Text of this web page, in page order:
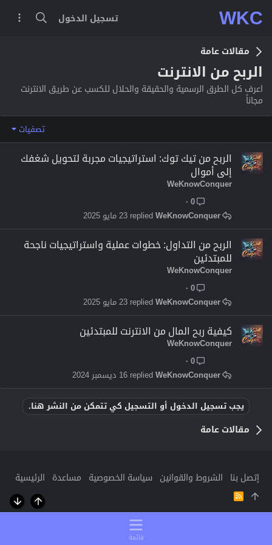
WKC تسجيل الدخول
مقالات عامة
الربح من الانترنت
اعرف كل الطرق الرسمية والحقيقة والحلال للكسب عن طريق الانترنت
مجاناً
تصفيات
الربح من تيك توك: استراتيجيات مجربة لتحويل شغفك
إلى أموال
WeKnowConquer
0
23 مايو 2025
WeKnowConquer
الربح من التداول: خطوات عملية واستراتيجيات ناجحة
للمبتدئين
WeKnowConquer
0
23 مايو 2025
WeKnowConquer
كيفية ربح المال من الانترنت للمبتدئين
WeKnowConquer
0
16 ديسمبر 2024
WeKnowConquer
يجب تسجيل الدخول أو التسجيل كي تتمكن من النشر هنا.
مقالات عامة
إتصل بنا الشروط والقوانين سياسة الخصوصية مساعدة الرئيسية
R
أعلى
قائمة